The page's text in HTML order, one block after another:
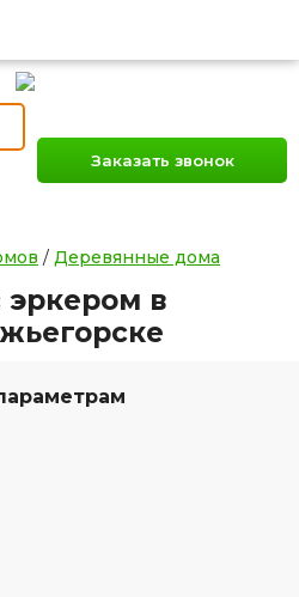
Заказать звонок
/ Деревянные дома
в